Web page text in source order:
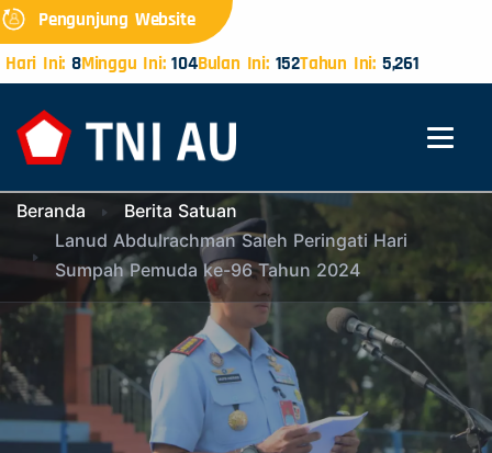
Pengunjung Website
Hari Ini: 8Minggu Ini:104Bulan Ini:152Tahun Ini: 5,261
Beranda
Berita Satuan
Lanud Abdulrachman Saleh Peringati Hari
Sumpah Pemuda ke-96 Tahun 2024